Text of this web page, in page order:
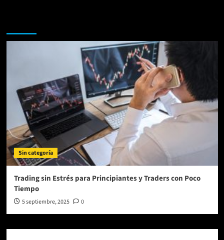
Sin categoría
Trading sin Estrés para Principiantes y Traders con Poco
Tiempo
5 septiembre, 2025 0